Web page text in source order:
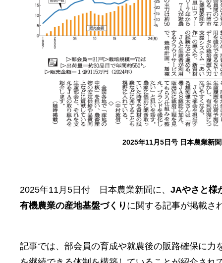
2025年11月5日号 日本農業新
2025年11月5日付 日本農業新聞に、 JAやさと様
有機農業の産地基盤づくり に関する記事が掲載さ
記事では、部会員の育成や就農後の販路確保に力